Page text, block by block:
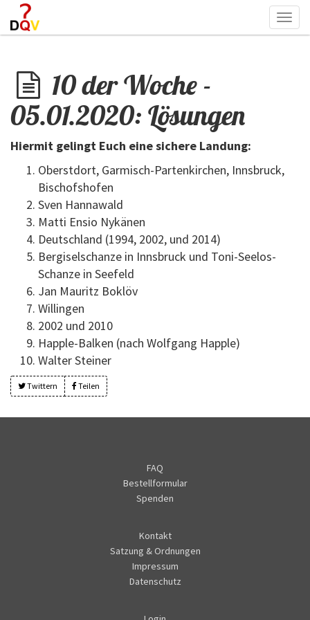
10 der Woche -
05.01.2020: Lösungen
Hiermit gelingt Euch eine sichere Landung:
Oberstdort, Garmisch-Partenkirchen, Innsbruck,
Bischofshofen
Sven Hannawald
Matti Ensio Nykänen
Deutschland (1994, 2002, und 2014)
Bergiselschanze in Innsbruck und Toni-Seelos-
Schanze in Seefeld
Jan Mauritz Boklöv
Willingen
2002 und 2010
Happle-Balken (nach Wolfgang Happle)
Walter Steiner
Twittern Teilen
FAQ
Bestellformular
Spenden
Kontakt
Satzung & Ordnungen
Impressum
Datenschutz